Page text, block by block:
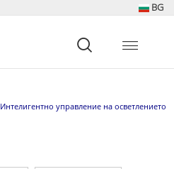
BG
Интелигентно управление на осветлението